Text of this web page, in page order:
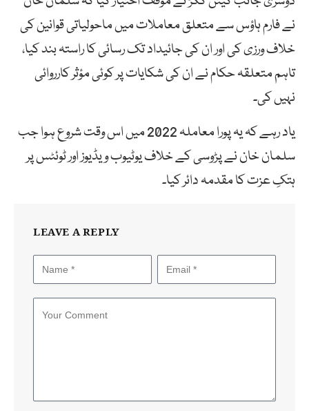
نے فارم ہاؤس سے متعلق معاملات میں ماحولیاتی قوانین کی
خلاف ورزی کی اور ان کی جائیداد تک رسائی کا راستہ بند کیا،
تاہم متعلقہ حکام نے ان کی شکایات پر کوئی مؤثر کارروائی
نہیں کی۔
یاد رہے کہ یہ پورا معاملہ 2022 میں اس وقت شروع ہوا جب
سلمان خان نے پڑوسی کے خلاف یوٹیوب ویڈیوز اور ٹوئٹس پر
ہتکِ عزت کا مقدمہ دائر کیا۔
LEAVE A REPLY